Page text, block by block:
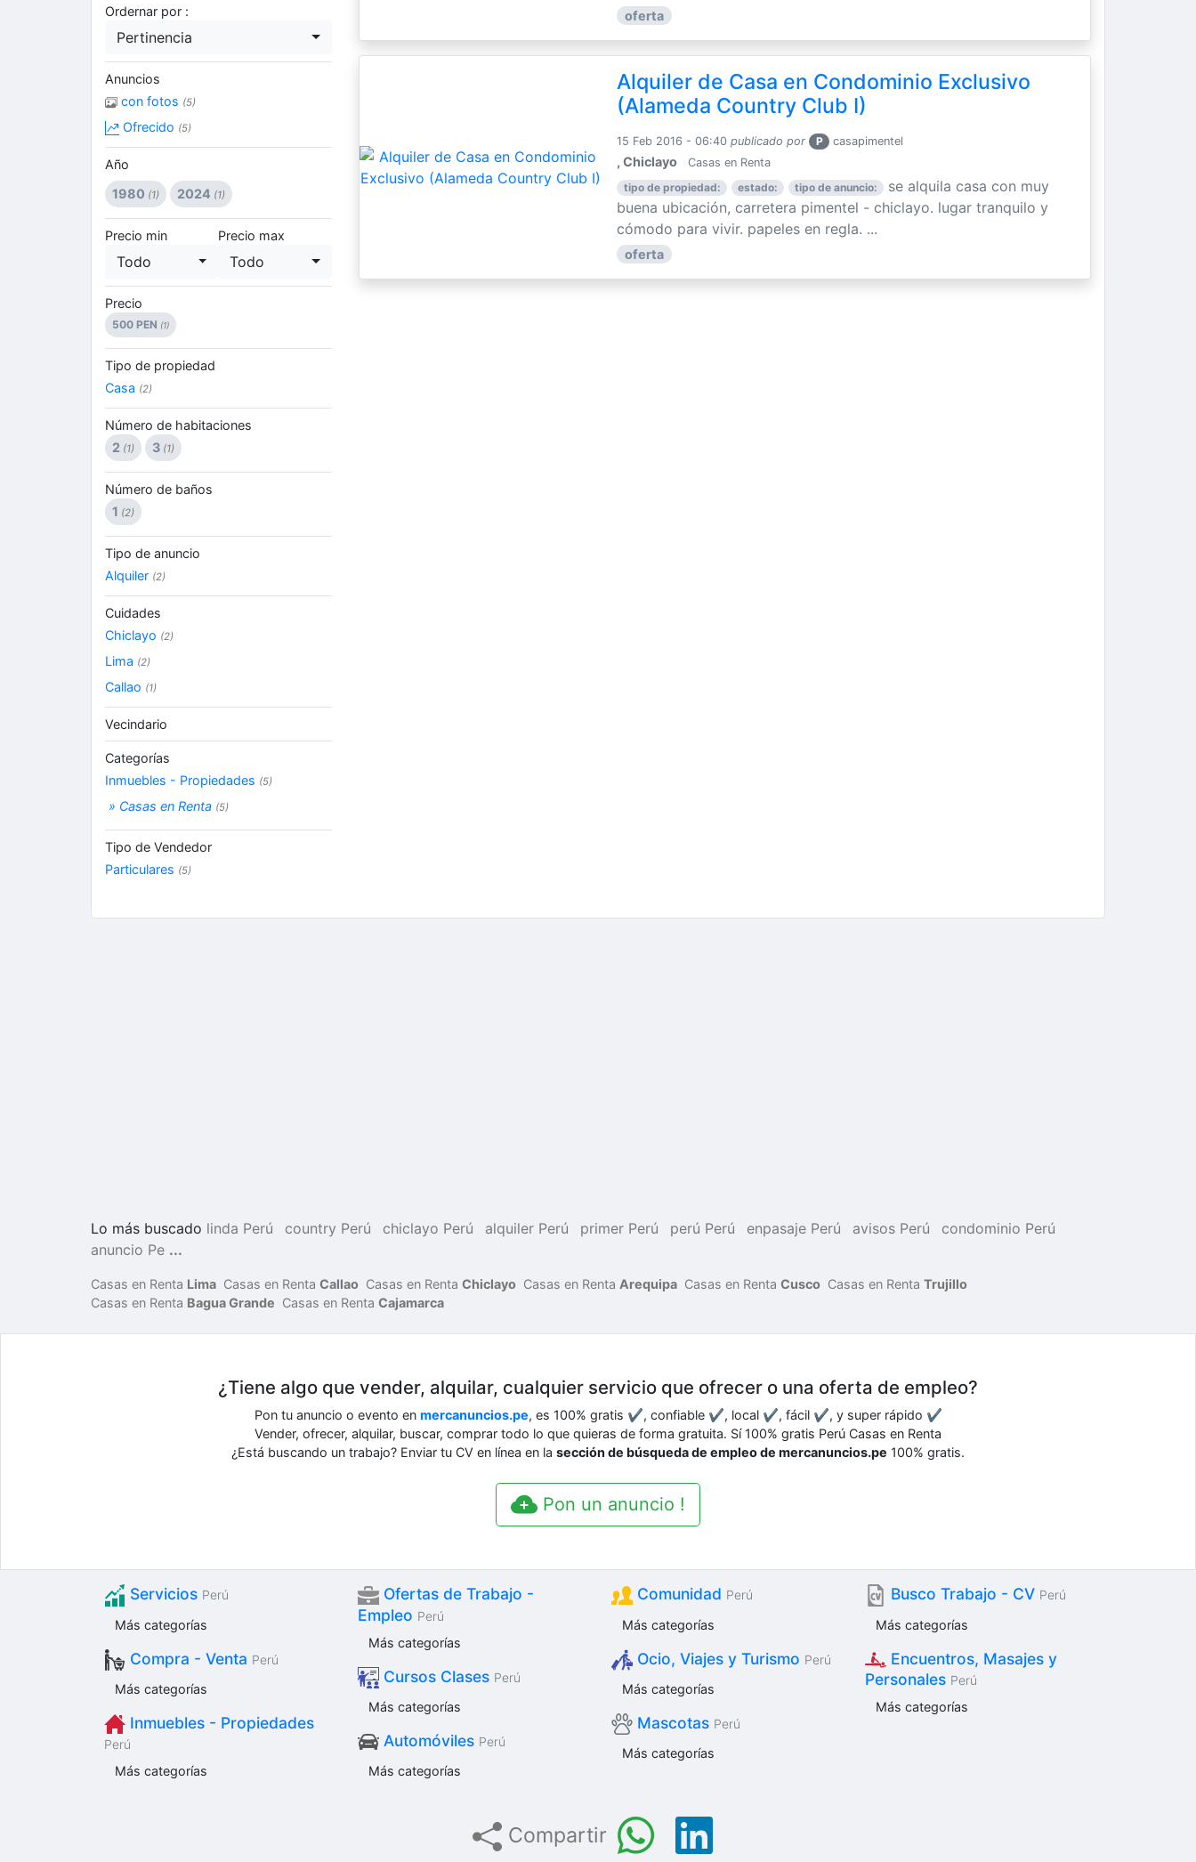
oferta
Alquiler de Casa en Condominio Exclusivo
(Alameda Country Club I)
15 Feb 2016 - 06:40 publicado por P casapimentel
, Chiclayo
Casas en Renta
tipo de propiedad:
estado: tipo de anuncio:
se alquila casa con muy
buena ubicación, carretera pimentel - chiclayo. lugar tranquilo y
cómodo para vivir. papeles en regla. ...
oferta
Ordernar por :
Pertinencia
Anuncios
con fotos (5)
Ofrecido (5)
Año
1980 (1) 2024 (1)
Precio min
Todo
Precio max
Todo
Precio
500 PEN (1)
Tipo de propiedad
Casa (2)
Número de habitaciones
2 (1) 3 (1)
Número de baños
1 (2)
Tipo de anuncio
Alquiler (2)
Cuidades
Chiclayo (2)
Lima (2)
Callao (1)
Vecindario
Categorías
Inmuebles - Propiedades (5)
» Casas en Renta (5)
Tipo de Vendedor
Particulares (5)
Lo más buscado linda Perú country Perú chiclayo Perú alquiler Perú primer Perú perú Perú enpasaje Perú avisos Perú
condominio Perú
anuncio Pe ...
Casas en Renta Lima Casas en Renta Callao Casas en Renta Chiclayo Casas en Renta Arequipa Casas en Renta Cusco Casas en Renta Trujillo
Casas en Renta Bagua Grande Casas en Renta Cajamarca
¿Tiene algo que vender, alquilar, cualquier servicio que ofrecer o una oferta de empleo?
Pon tu anuncio o evento en mercanuncios.pe, es 100% gratis ✔, confiable ✔, local ✔, fácil ✔, y super rápido ✔
Vender, ofrecer, alquilar, buscar, comprar todo lo que quieras de forma gratuita. Sí 100% gratis Perú Casas en Renta
¿Está buscando un trabajo? Enviar tu CV en línea en la sección de búsqueda de empleo de mercanuncios.pe 100% gratis.
Pon un anuncio !
Servicios Perú
Más categorías
Compra - Venta Perú
Más categorías
Inmuebles - Propiedades
Perú
Más categorías
Ofertas de Trabajo -
Empleo Perú
Más categorías
Cursos Clases Perú
Más categorías
Automóviles Perú
Más categorías
Comunidad Perú
Más categorías
Ocio, Viajes y Turismo Perú
Más categorías
Mascotas Perú
Más categorías
Busco Trabajo - CV Perú
Más categorías
Encuentros, Masajes y
Personales Perú
Más categorías
Compartir